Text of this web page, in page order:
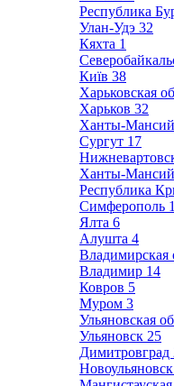
Республика
Улан-Удэ 32
Кяхта 1
Київ 38
Харьковская
Харьков 32
Ханты-
Сургут 17
Ханты-
Республика
Симферополь
Ялта 6
Алушта 4
Владимирская
Владимир 14
Ковров 5
Муром 3
Ульяновская
Ульяновск 25
Димитровград
Новоульяновск